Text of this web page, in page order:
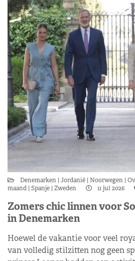
Denemarken Jordanië Noorwegen
maand Spanje Zweden 11 jul 2026
Zomers chic linnen voor
in Denemarken
Hoewel de vakantie voor veel
van volledig stilzitten nog geen